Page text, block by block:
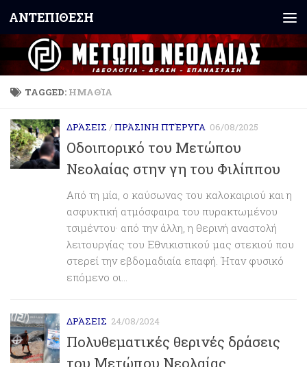
Skip to content
ΑΝΤΕΠΙΘΕΣΗ
TAGGED: ΗΜΑΘΊΑ
ΔΡΆΣΕΙΣ /ΠΡΆΣΙΝΗ ΠΤΈΡΥΓΑ 06/08/2025
Οδοιπορικό του Μετώπου
Νεολαίας στην γη του Φιλίππου
Από τη μία, ο καύσωνας του καλοκαιριού και η
ασφυκτική ατμόσφαιρα του πυρακτωμένου
τσιμέντου· από την άλλη, η θερινή αναστολή
λειτουργίας του Εθνικιστικού μας στεκιού που
στερεί την εβδομαδιαία επαφή. Ήταν φυσικό
επόμενο οι...
ΔΡΆΣΕΙΣ 24/08/2024
Πολυθεματικές θερινές δράσεις
του Μετώπου Νεολαίας